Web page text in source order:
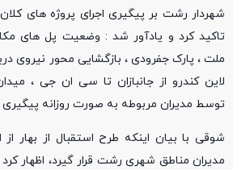
شهردار رشت بر پیگیری اجرای پروژه های کلان
تاکید کرد و یادآور شد : وضعیت پل های
ملت ، پارک جفرودی ، بازگشایی محور نیروی
لاین کندرو از جانبازان تا سی ان جی ،
توسط مدیران مربوطه به صورت روزانه پیگیری
شوقی با بیان اینکه طرح استقبال از بهار از
مدیران مناطق شهری رشت قرار گیرد، اظهار